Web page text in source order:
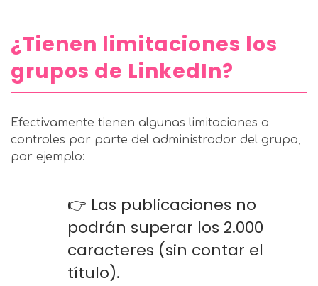
¿Tienen limitaciones los
grupos de LinkedIn?
Efectivamente tienen algunas limitaciones o
controles por parte del administrador del grupo,
por ejemplo:
👉 Las publicaciones no
podrán superar los 2.000
caracteres (sin contar el
título).